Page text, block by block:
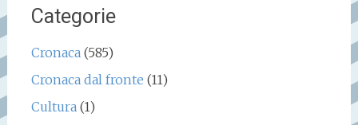
Categorie
Cronaca(585)
Cronaca dal fronte (11)
Cultura(1)